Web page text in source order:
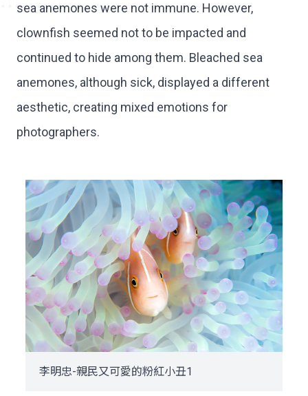
sea anemones were not immune. However,
clownfish seemed not to be impacted and
continued to hide among them. Bleached sea
anemones, although sick, displayed a different
aesthetic, creating mixed emotions for
photographers.
李明忠-親民又可愛的粉紅小丑1